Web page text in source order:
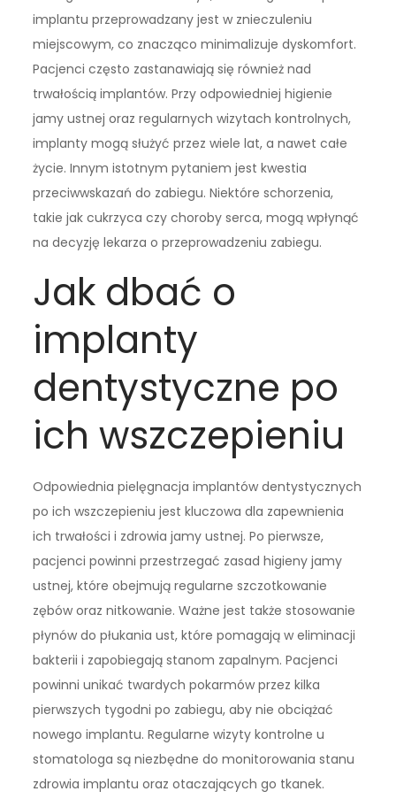
implantu przeprowadzany jest w znieczuleniu
miejscowym, co znacząco minimalizuje dyskomfort.
Pacjenci często zastanawiają się również nad
trwałością implantów. Przy odpowiedniej higienie
jamy ustnej oraz regularnych wizytach kontrolnych,
implanty mogą służyć przez wiele lat, a nawet całe
życie. Innym istotnym pytaniem jest kwestia
przeciwwskazań do zabiegu. Niektóre schorzenia,
takie jak cukrzyca czy choroby serca, mogą wpłynąć
na decyzję lekarza o przeprowadzeniu zabiegu.
Jak dbać o
implanty
dentystyczne po
ich wszczepieniu
Odpowiednia pielęgnacja implantów dentystycznych
po ich wszczepieniu jest kluczowa dla zapewnienia
ich trwałości i zdrowia jamy ustnej. Po pierwsze,
pacjenci powinni przestrzegać zasad higieny jamy
ustnej, które obejmują regularne szczotkowanie
zębów oraz nitkowanie. Ważne jest także stosowanie
płynów do płukania ust, które pomagają w eliminacji
bakterii i zapobiegają stanom zapalnym. Pacjenci
powinni unikać twardych pokarmów przez kilka
pierwszych tygodni po zabiegu, aby nie obciążać
nowego implantu. Regularne wizyty kontrolne u
stomatologa są niezbędne do monitorowania stanu
zdrowia implantu oraz otaczających go tkanek.